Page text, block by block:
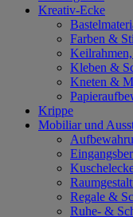
Kreativ-Ecke
Farben &
Kleben &
Kneten &
Krippe
Mobiliar und
Regale &
Ruhe- &